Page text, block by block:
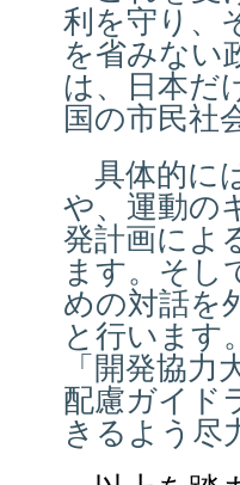
利を守り、
を省みない
は、日本だ
国の市民社
具体的に
や、運動の
発計画によ
ます。そし
めの対話を
と行います
「開発協
配慮ガイド
きるよう尽